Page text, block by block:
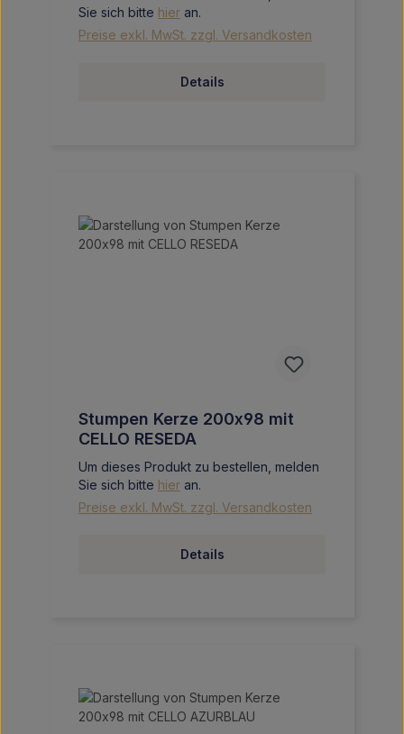
Sie sich bitte hier an.
Preise exkl. MwSt. zzgl. Versandkosten
Details
Stumpen Kerze 200x98 mit
CELLO RESEDA
Um dieses Produkt zu bestellen, melden
Sie sich bitte hier an.
Preise exkl. MwSt. zzgl. Versandkosten
Details